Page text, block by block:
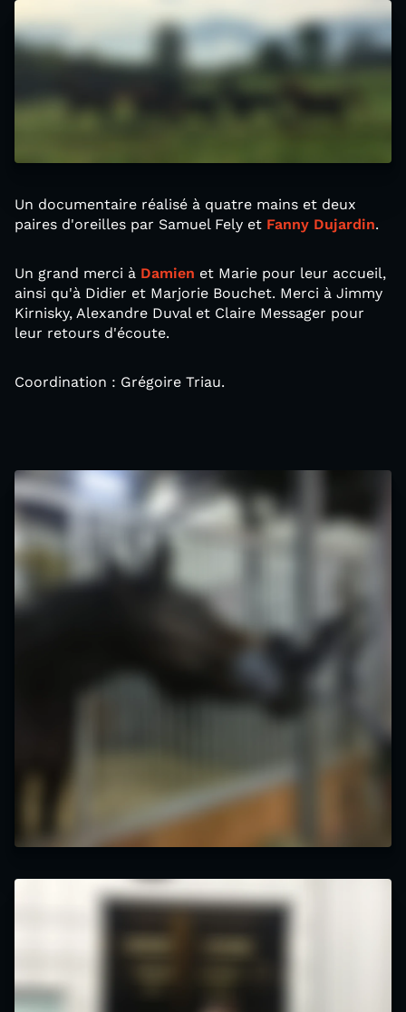
Un documentaire réalisé à quatre mains et deux
paires d'oreilles par Samuel Fely et Fanny Dujardin.
Un grand merci à Damien et Marie pour leur accueil,
ainsi qu'à Didier et Marjorie Bouchet. Merci à Jimmy
Kirnisky, Alexandre Duval et Claire Messager pour
leur retours d'écoute.
Coordination : Grégoire Triau.